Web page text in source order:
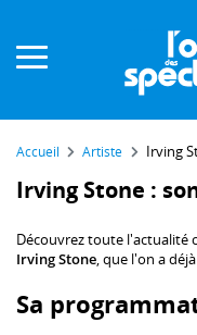
Accueil Artiste Irving
Irving Stone :
Découvrez toute l'actualité
Irving Stone, que l'on a
Sa